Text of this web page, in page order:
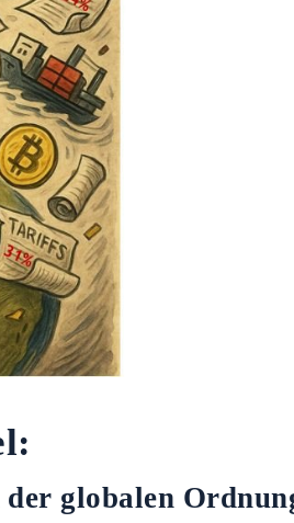
der globalen